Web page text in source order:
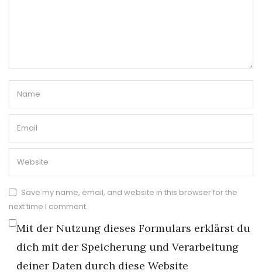
Save my name, email, and website in this browser for the
next time I comment.
Mit der Nutzung dieses Formulars erklärst du
dich mit der Speicherung und Verarbeitung
deiner Daten durch diese Website